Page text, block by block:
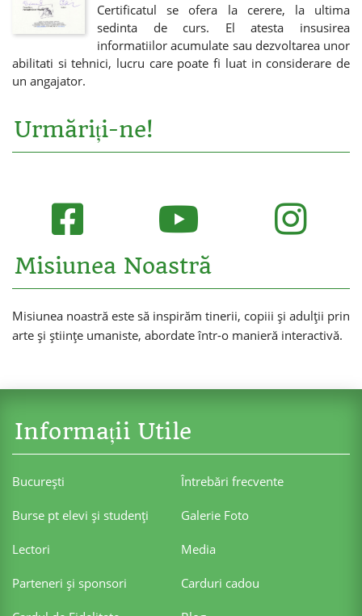
Certificatul se ofera la cerere, la ultima
sedinta de curs. El atesta insusirea
informatiilor acumulate sau dezvoltarea unor
abilitati si tehnici, lucru care poate fi luat in considerare de
un angajator.
Urmăriți-ne!
Misiunea Noastră
Misiunea noastră este să inspirăm tinerii, copiii și adulții prin
arte și științe umaniste, abordate într-o manieră interactivă.
Informații Utile
Bucureşti Întrebări frecvente
Burse pt elevi şi studenţi Galerie Foto
Lectori Media
Parteneri şi sponsori Carduri cadou